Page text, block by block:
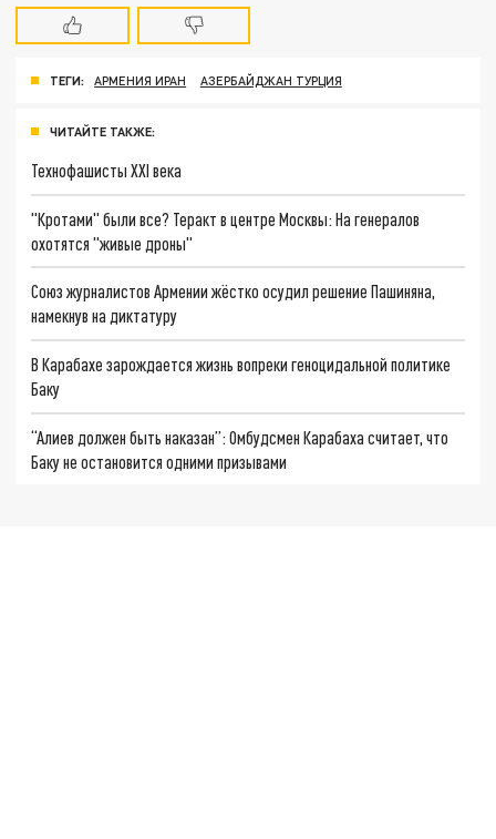
ТЕГИ: АРМЕНИЯ ИРАН АЗЕРБАЙДЖАН ТУРЦИЯ
ЧИТАЙТЕ ТАКЖЕ:
Технофашисты XXI века
"Кротами" были все? Теракт в центре Москвы: На генералов
охотятся "живые дроны"
Союз журналистов Армении жёстко осудил решение Пашиняна,
намекнув на диктатуру
В Карабахе зарождается жизнь вопреки геноцидальной политике
Баку
“Алиев должен быть наказан”: Омбудсмен Карабаха считает, что
Баку не остановится одними призывами